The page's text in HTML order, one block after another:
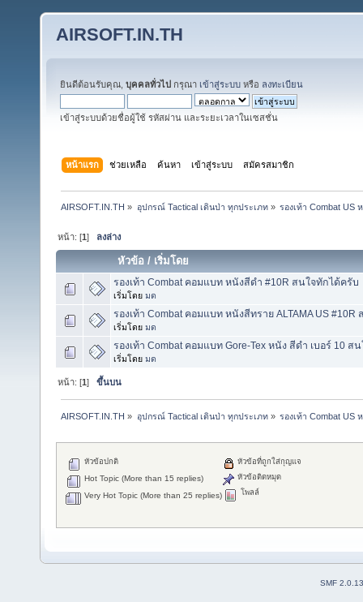
AIRSOFT.IN.TH
ยินดีต้อนรับคุณ, บุคคลทั่วไป กรุณา เข้าสู่ระบบ หรือ ลงทะเบียน
เข้าสู่ระบบด้วยชื่อผู้ใช้ รหัสผ่าน และระยะเวลาในเซสชั่น
หน้าแรก ช่วยเหลือ ค้นหา เข้าสู่ระบบ สมัครสมาชิก
AIRSOFT.IN.TH » อุปกรณ์ Tactical เดินป่า ทุกประเภท» รองเท้า Combat US
หน้า: [1] ลงล่าง
หัวข้อ / เริ่มโดย
รองเท้า Combat คอมแบท หนังสีดำ #10R สนใจทักได้ครับ
เริ่มโดย มด
รองเท้า Combat คอมแบท หนังสีทราย ALTAMA US
เริ่มโดย มด
รองเท้า Combat คอมแบท Gore-Tex หนัง สีดำ เบอร์ 10 ส
เริ่มโดย มด
หน้า: [1]ขึ้นบน
AIRSOFT.IN.TH » อุปกรณ์ Tactical เดินป่า ทุกประเภท» รองเท้า Combat US
หัวข้อปกติ
Hot Topic (More than 15 replies)
Very Hot Topic (More than 25 replies)
หัวข้อที่ถูกใส่กุญแจ
หัวข้อติดหมุด
โพลล์
SMF 2.0.13